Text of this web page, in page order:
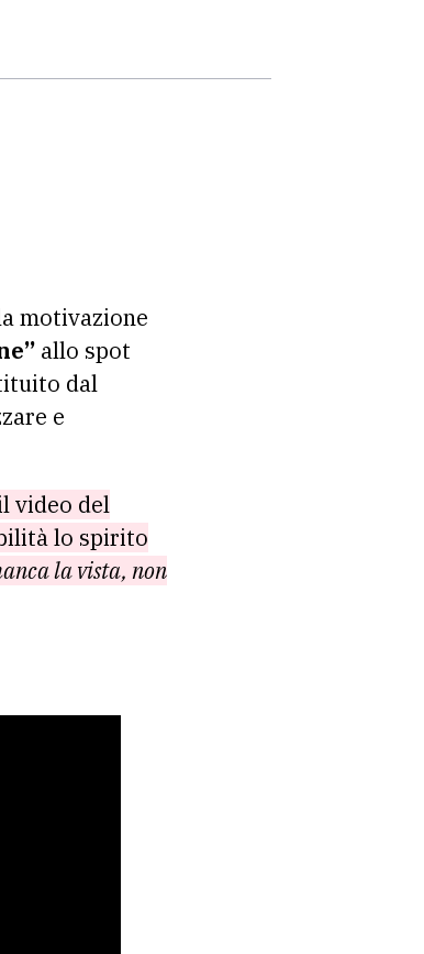
motivazione
allo spot
dal
e
video del
lo spirito
la vista, non